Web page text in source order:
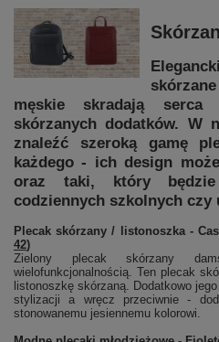
męskie skradają serca
skórzanych dodatków. W
znaleźć szeroką gamę
każdego - ich design
oraz taki, który
codziennych szkolnych
Plecak skórzany / listonoszka -
42)
Zielony plecak skórzany
wielofunkcjonalnością. Ten plecak
listonoszkę skórzaną. Dodatkowo
stylizacji a wręcz przeciwnie -
stonowanemu jesiennemu kolorowi.